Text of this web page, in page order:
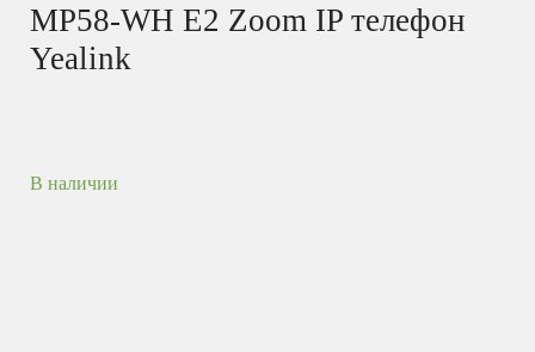
MP58-WH E2 Zoom IP телефон
Yealink
В наличии